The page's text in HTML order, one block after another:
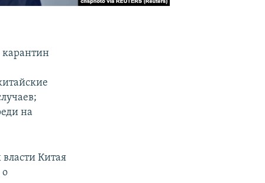
карантин
на
Китая
о